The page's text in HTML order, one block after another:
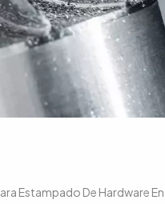
Estampado De Hardware